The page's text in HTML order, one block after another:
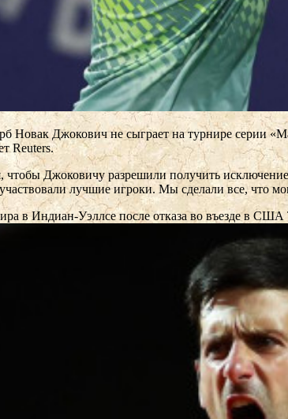
Новак Джокович не сыграет на турнире серии
Reuters.
чтобы Джоковичу разрешили получить
лучшие игроки. Мы сделали все, что
в Индиан-Уэллсе после отказа во въезде в США